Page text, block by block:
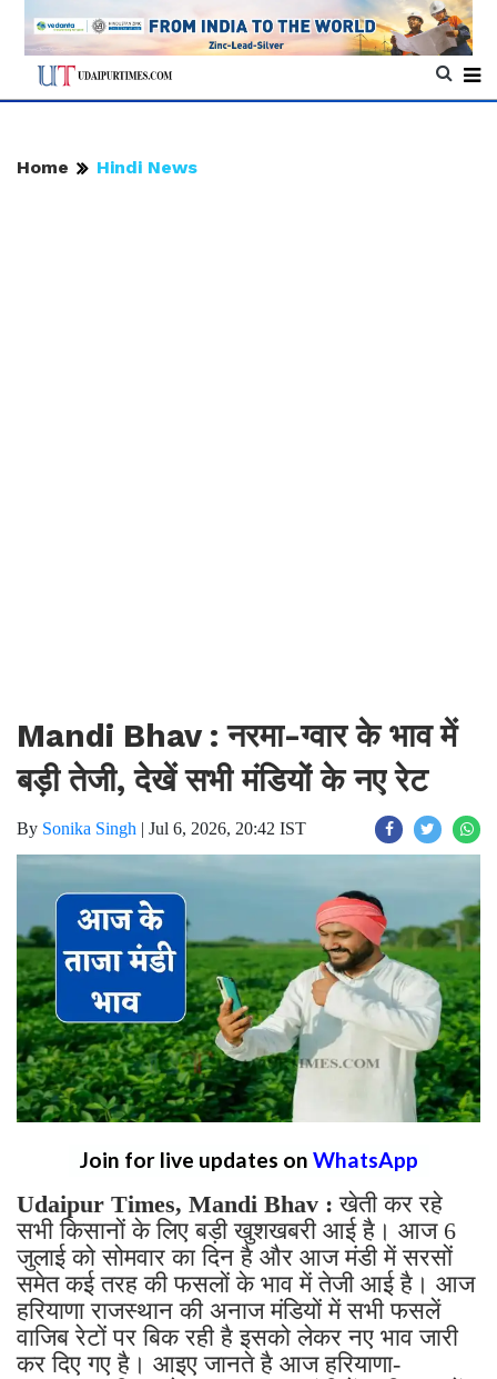
Home Hindi News
Mandi Bhav : नरमा-ग्वार के भाव में
बड़ी तेजी, देखें सभी मंडियों के नए रेट
By Sonika Singh | Jul 6, 2026, 20:42 IST
Join for live updates on WhatsApp
Udaipur Times, Mandi Bhav : खेती कर रहे
सभी किसानों के लिए बड़ी खुशखबरी आई है। आज 6
जुलाई को सोमवार का दिन है और आज मंडी में सरसों
समेत कई तरह की फसलों के भाव में तेजी आई है। आज
हरियाणा राजस्थान की अनाज मंडियों में सभी फसलें
वाजिब रेटों पर बिक रही है इसको लेकर नए भाव जारी
कर दिए गए है। आइए जानते है आज हरियाणा-